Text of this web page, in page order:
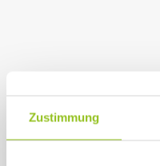
Zustimmung